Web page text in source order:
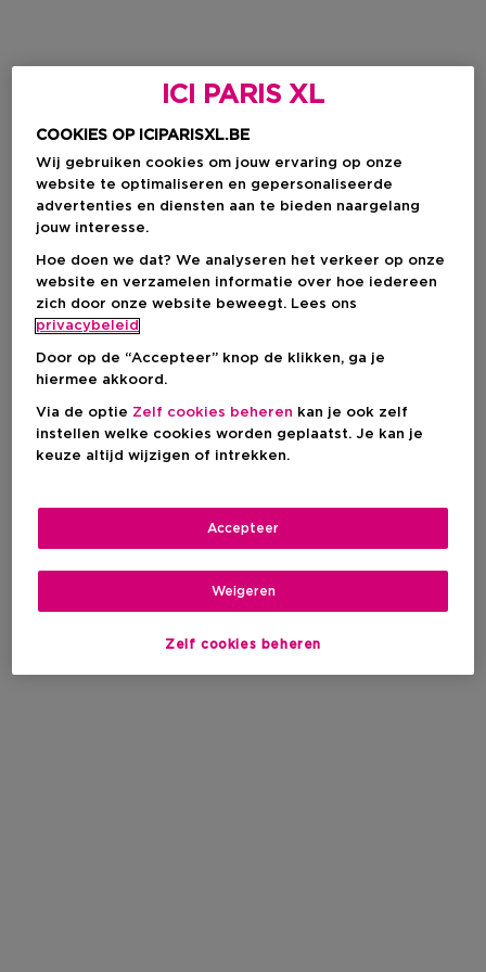
ICI PARIS XL
COOKIES OP ICIPARISXL.BE
Wij gebruiken cookies om jouw ervaring op onze
website te optimaliseren en gepersonaliseerde
advertenties en diensten aan te bieden naargelang
jouw interesse.
Hoe doen we dat? We analyseren het verkeer op onze
website en verzamelen informatie over hoe iedereen
zich door onze website beweegt. Lees ons
privacybeleid
Door op de “Accepteer” knop de klikken, ga je
hiermee akkoord.
Via de optie Zelf cookies beheren kan je ook zelf
instellen welke cookies worden geplaatst. Je kan je
keuze altijd wijzigen of intrekken.
Zelf cookies beheren
Weigeren
Accepteer